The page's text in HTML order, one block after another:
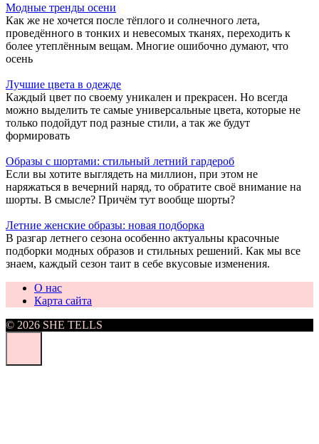
Модные тренды осени
Как же не хочется после тёплого и солнечного лета,
проведённого в тонких и невесомых тканях, переходить к
более утеплённым вещам. Многие ошибочно думают, что
осень
Лучшие цвета в одежде
Каждый цвет по своему уникален и прекрасен. Но всегда
можно выделить те самые универсальные цвета, которые не
только подойдут под разные стили, а так же будут
формировать
Образы с шортами: стильный летний гардероб
Если вы хотите выглядеть на миллион, при этом не
наряжаться в вечерний наряд, то обратите своё внимание на
шорты. В смысле? Причём тут вообще шорты?
Летние женские образы: новая подборка
В разгар летнего сезона особенно актуальны красочные
подборки модных образов и стильных решений. Как мы все
знаем, каждый сезон таит в себе вкусовые изменения.
О нас
Карта сайта
© 2026 SHE TELLS